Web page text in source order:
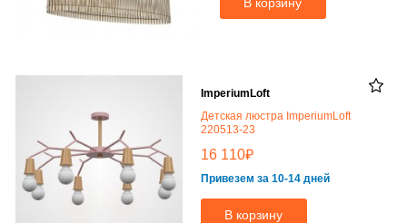
ImperiumLoft
Детская люстра ImperiumLoft
220513-23
16 110₽
Привезем за 10-14 дней
В корзину